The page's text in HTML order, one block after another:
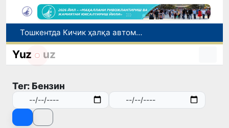
Тошкентда Кичик ҳалқа автомобиль йўлининг бир қисмида ҳаракат вақтинча чекланади
Чорвачилик соҳасида субсидиялар ажратилади
Табиатнинг кутилмаган ҳодисаси: Янги Зеландияга қалин қор ёғди
Yuz uz
Тег: Бензин